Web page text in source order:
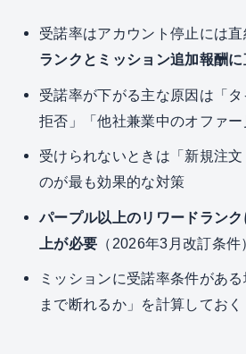
受諾率はアカウント停止には直
ランクとミッション追加報酬
受諾率が下がる主な原因は「
拒否」「他社兼業中のオファー
受けられないときは「新規注
のが最も効果的な対策
パープル以上のリワードラン
上が必要 （2026年3月改訂条件
ミッションに受諾率条件があ
まで断れるか」を計算しておく